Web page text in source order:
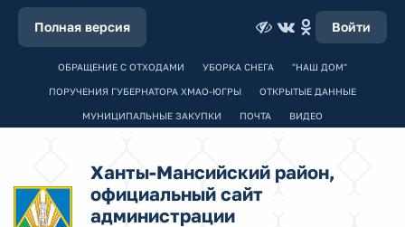
Полная версия Войти
ОБРАЩЕНИЕ С ОТХОДАМИ УБОРКА СНЕГА "НАШ ДОМ"
ПОРУЧЕНИЯ ГУБЕРНАТОРА ХМАО-ЮГРЫ ОТКРЫТЫЕ ДАННЫЕ
МУНИЦИПАЛЬНЫЕ ЗАКУПКИ ПОЧТА ВИДЕО
Ханты-Мансийский район,
официальный сайт
администрации